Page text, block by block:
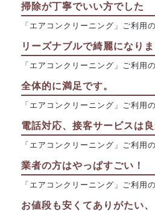
掃除が丁寧でいい方でした
「エアコンクリーニング」ご利用
リーズナブルで綺麗になりま
「エアコンクリーニング」ご利用
全体的に満足です。
「エアコンクリーニング」ご利用
電話対応、接客サービスは良
「エアコンクリーニング」ご利用
業者の方はやっぱすごい！
「エアコンクリーニング」ご利用
お値段も安くてありがたい、